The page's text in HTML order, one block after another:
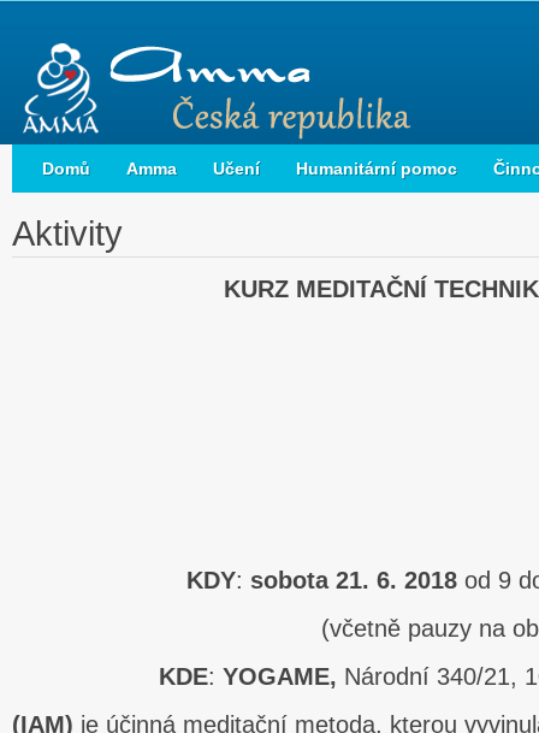
Domů Amma Učení Humanitární pomoc
Aktivity
KURZ MEDITAČNÍ
KDY: sobota 21. 6. 2018 od 9
(včetně pauzy na
KDE: YOGAME, Národní 340/21,
(IAM) je účinná meditační metoda, kterou